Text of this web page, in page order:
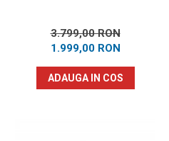
3.799,00 RON
1.999,00 RON
ADAUGA IN COS